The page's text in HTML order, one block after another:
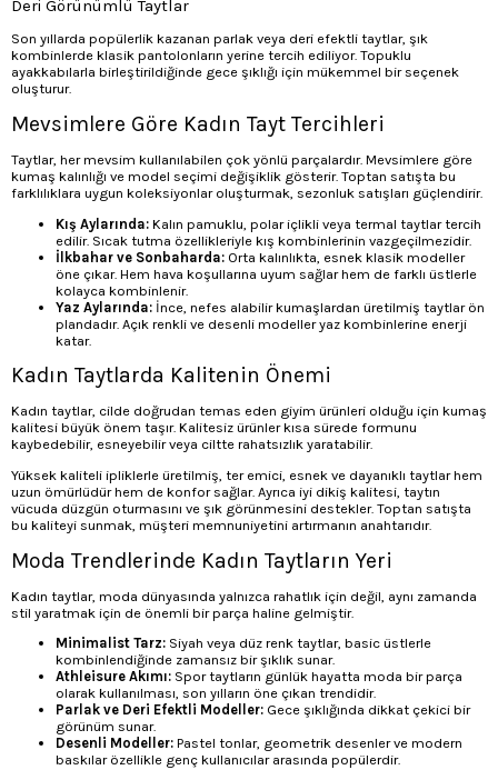
Deri Görünümlü Taytlar
Son yıllarda popülerlik kazanan parlak veya deri efektli taytlar, şık
kombinlerde klasik pantolonların yerine tercih ediliyor. Topuklu
ayakkabılarla birleştirildiğinde gece şıklığı için mükemmel bir seçenek
oluşturur.
Mevsimlere Göre Kadın Tayt Tercihleri
Taytlar, her mevsim kullanılabilen çok yönlü parçalardır. Mevsimlere göre
kumaş kalınlığı ve model seçimi değişiklik gösterir. Toptan satışta bu
farklılıklara uygun koleksiyonlar oluşturmak, sezonluk satışları güçlendirir.
Kış Aylarında: Kalın pamuklu, polar içlikli veya termal taytlar tercih
edilir. Sıcak tutma özellikleriyle kış kombinlerinin vazgeçilmezidir.
İlkbahar ve Sonbaharda: Orta kalınlıkta, esnek klasik modeller
öne çıkar. Hem hava koşullarına uyum sağlar hem de farklı üstlerle
kolayca kombinlenir.
Yaz Aylarında: İnce, nefes alabilir kumaşlardan üretilmiş taytlar ön
plandadır. Açık renkli ve desenli modeller yaz kombinlerine enerji
katar.
Kadın Taytlarda Kalitenin Önemi
Kadın taytlar, cilde doğrudan temas eden giyim ürünleri olduğu için kumaş
kalitesi büyük önem taşır. Kalitesiz ürünler kısa sürede formunu
kaybedebilir, esneyebilir veya ciltte rahatsızlık yaratabilir.
Yüksek kaliteli ipliklerle üretilmiş, ter emici, esnek ve dayanıklı taytlar hem
uzun ömürlüdür hem de konfor sağlar. Ayrıca iyi dikiş kalitesi, taytın
vücuda düzgün oturmasını ve şık görünmesini destekler. Toptan satışta
bu kaliteyi sunmak, müşteri memnuniyetini artırmanın anahtarıdır.
Moda Trendlerinde Kadın Taytların Yeri
Kadın taytlar, moda dünyasında yalnızca rahatlık için değil, aynı zamanda
stil yaratmak için de önemli bir parça haline gelmiştir.
Minimalist Tarz: Siyah veya düz renk taytlar, basic üstlerle
kombinlendiğinde zamansız bir şıklık sunar.
Athleisure Akımı: Spor taytların günlük hayatta moda bir parça
olarak kullanılması, son yılların öne çıkan trendidir.
Parlak ve Deri Efektli Modeller: Gece şıklığında dikkat çekici bir
görünüm sunar.
Desenli Modeller: Pastel tonlar, geometrik desenler ve modern
baskılar özellikle genç kullanıcılar arasında popülerdir.